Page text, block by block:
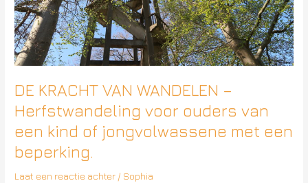
DE KRACHT VAN WANDELEN –
Herfstwandeling voor ouders van
een kind of jongvolwassene met een
beperking.
Laat een reactie achter / Sophia
voor
ouders
van
een
kind
jongvolwassene
met
een